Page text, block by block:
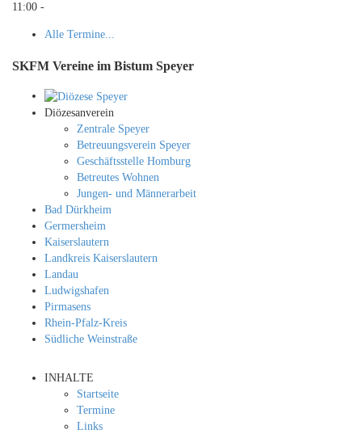
11:00 -
Alle Termine...
SKFM Vereine im Bistum Speyer
Diözesanverein
Zentrale Speyer
Betreuungsverein Speyer
Geschäftsstelle Homburg
Betreutes Wohnen
Jungen- und Männerarbeit
Bad Dürkheim
Germersheim
Kaiserslautern
Landkreis Kaiserslautern
Landau
Ludwigshafen
Pirmasens
Rhein-Pfalz-Kreis
Südliche Weinstraße
INHALTE
Startseite
Termine
Links